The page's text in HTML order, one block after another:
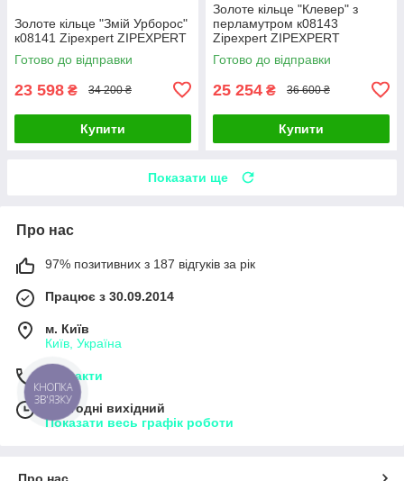
Золоте кільце "Змій Урборос"
к08141 Zipexpert ZIPEXPERT
Готово до відправки
23 598 ₴ 34 200 ₴
Купити
Золоте кільце "Клевер" з
перламутром к08143
Zipexpert ZIPEXPERT
Готово до відправки
25 254 ₴ 36 600 ₴
Купити
Показати ще
Про нас
97% позитивних з 187 відгуків за рік
Працює з 30.09.2014
м. Київ
Київ, Україна
Контакти
Сьогодні вихідний
Показати весь графік роботи
КНОПКА
ЗВ'ЯЗКУ